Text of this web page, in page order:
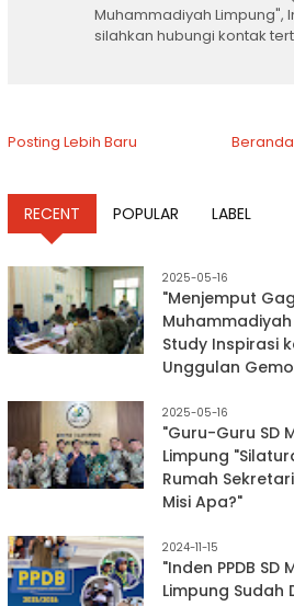
Muhammadiyah Limpung",
silahkan hubungi kontak
Posting Lebih Baru Beranda
RECENT POPULAR LABEL
2025-05-16
"Menjemput
Study Inspirasi
Unggulan
2025-05-16
"Guru-Guru SD
Limpung
Rumah
Misi Apa?"
2024-11-15
"Inden PPDB
Limpung Sudah